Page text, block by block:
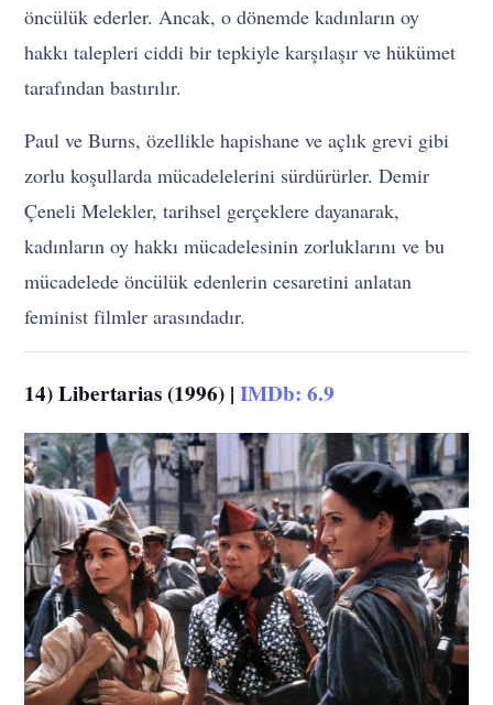
öncülük ederler. Ancak, o dönemde kadınların oy
hakkı talepleri ciddi bir tepkiyle karşılaşır ve hükümet
tarafından bastırılır.
Paul ve Burns, özellikle hapishane ve açlık grevi gibi
zorlu koşullarda mücadelelerini sürdürürler. Demir
Çeneli Melekler, tarihsel gerçeklere dayanarak,
kadınların oy hakkı mücadelesinin zorluklarını ve bu
mücadelede öncülük edenlerin cesaretini anlatan
feminist filmler arasındadır.
14) Libertarias (1996) |IMDb: 6.9